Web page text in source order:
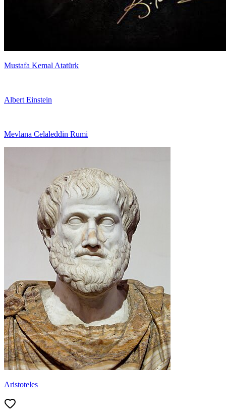
Mustafa Kemal Atatürk
Albert Einstein
Mevlana Celaleddin Rumi
Aristoteles